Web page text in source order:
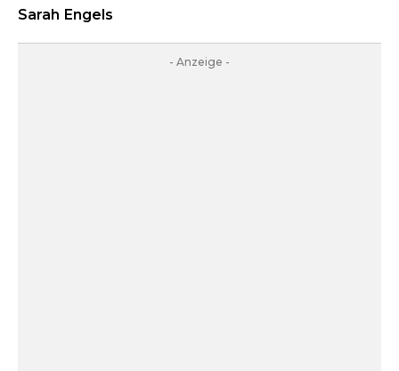
Sarah Engels
- Anzeige -